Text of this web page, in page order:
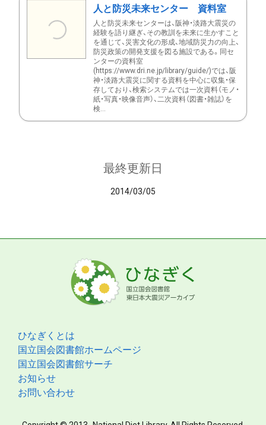
人と防災未来センター 資料室
人と防災未来センターは、阪神・淡路大震災の
経験を語り継ぎ、その教訓を未来に生かすこと
を通じて、災害文化の形成、地域防災力の向上、
防災政策の開発支援を図る施設である。同セ
ンターの資料室
(https://www.dri.ne.jp/library/guide/)では、阪
神・淡路大震災に関する資料を中心に収集・保
存しており、検索システムでは一次資料（モノ・
紙・写真・映像音声）、二次資料（図書・雑誌）を
検...
最終更新日
2014/03/05
ひなぎくとは
国立国会図書館ホームページ
国立国会図書館サーチ
お知らせ
お問い合わせ